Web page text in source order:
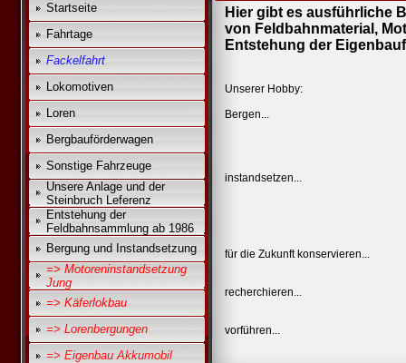
Startseite
Fahrtage
Fackelfahrt
Lokomotiven
Loren
Bergbauförderwagen
Sonstige Fahrzeuge
Unsere Anlage und der
Steinbruch Leferenz
Entstehung der
Feldbahnsammlung ab 1986
Bergung und Instandsetzung
=> Motoreninstandsetzung
Jung
=> Käferlokbau
=> Lorenbergungen
=> Eigenbau Akkumobil
Hier gibt es ausführliche
von Feldbahnmaterial,
Entstehung der
Unserer Hobby:
Bergen...
instandsetzen...
für die Zukunft konservieren...
recherchieren...
vorführen...